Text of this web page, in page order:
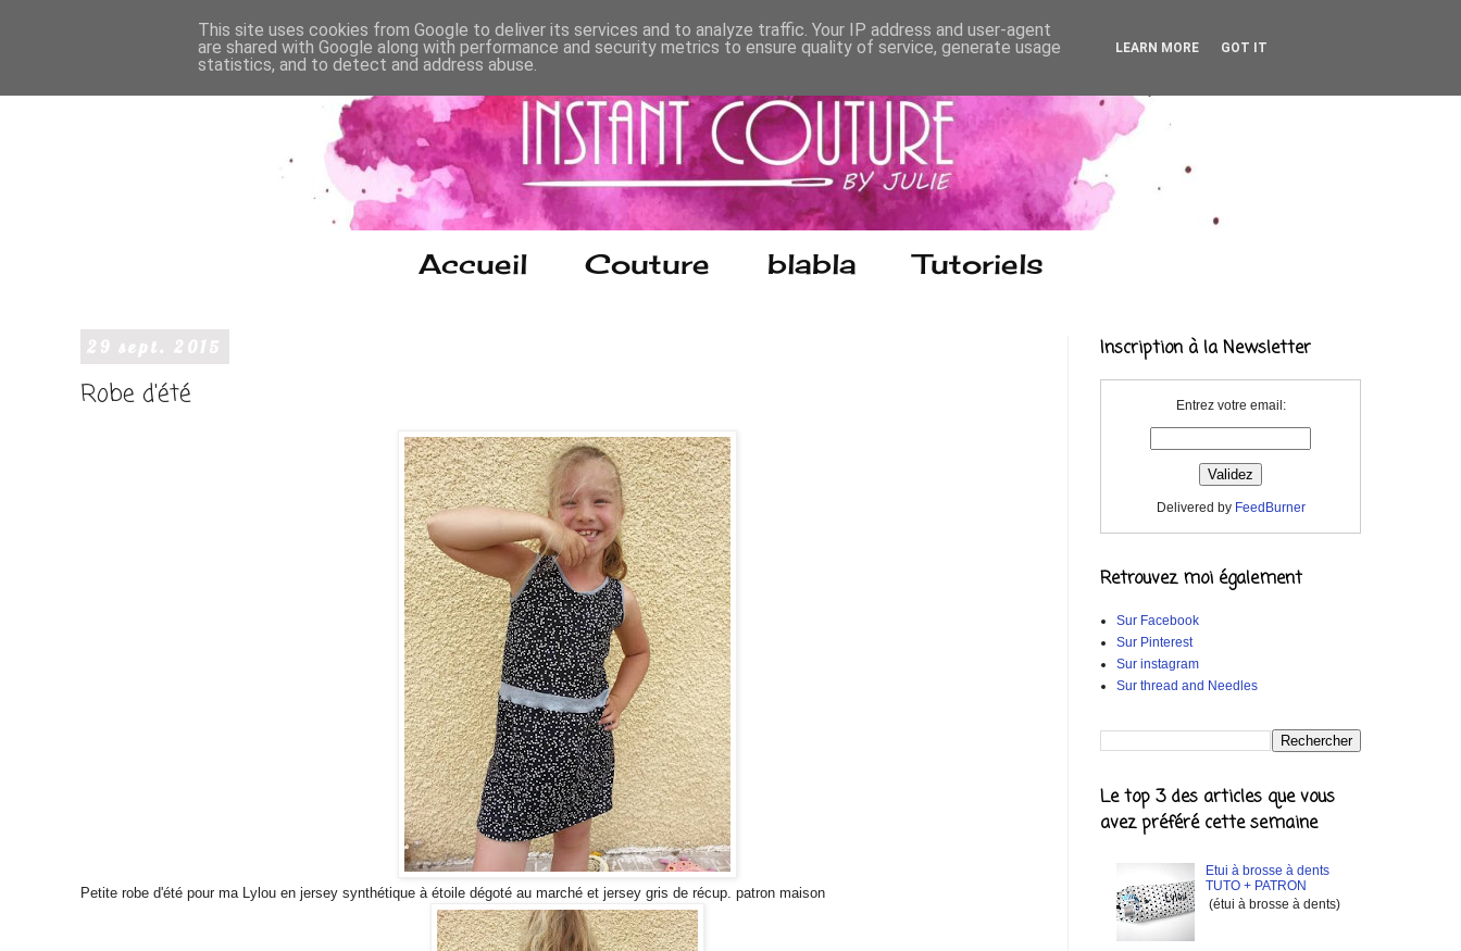
Accueil Couture blabla Tutoriels
29 sept. 2015
Robe d'été
Petite robe d'été pour ma Lylou en jersey synthétique à étoile dégoté au marché et jersey gris de récup. patron maison
Inscription à la Newsletter
Entrez votre email:
Delivered by FeedBurner
Retrouvez moi également
Sur Facebook
Sur Pinterest
Sur instagram
Sur thread and Needles
Le top 3 des articles que vous
avez préféré cette semaine
Etui à brosse à dents
TUTO + PATRON
(étui à brosse à dents)
This site uses cookies from Google to deliver its services and to analyze traffic. Your IP address and user-agent
are shared with Google along with performance and security metrics to ensure quality of service, generate usage
statistics, and to detect and address abuse.
LEARN MORE GOT IT